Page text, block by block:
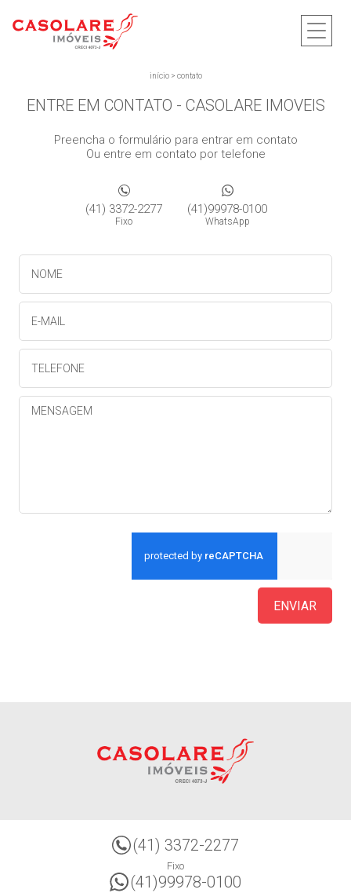
início> contato
ENTRE EM CONTATO - CASOLARE IMOVEIS
Preencha o formulário para entrar em contato
Ou entre em contato por telefone
(41) 3372-2277
Fixo
(41)99978-0100
WhatsApp
ENVIAR
(41) 3372-2277
Fixo
(41)99978-0100